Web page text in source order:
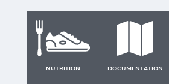
NUTRITION DOCUMENTATION